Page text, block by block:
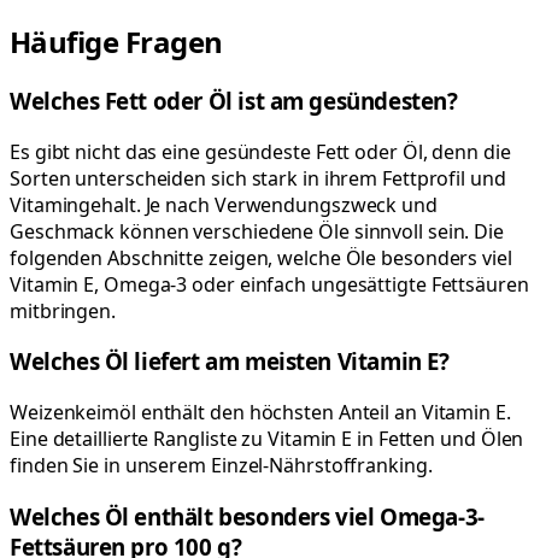
Häufige Fragen
Welches Fett oder Öl ist am gesündesten?
Es gibt nicht das eine gesündeste Fett oder Öl, denn die
Sorten unterscheiden sich stark in ihrem Fettprofil und
Vitamingehalt. Je nach Verwendungszweck und
Geschmack können verschiedene Öle sinnvoll sein. Die
folgenden Abschnitte zeigen, welche Öle besonders viel
Vitamin E, Omega-3 oder einfach ungesättigte Fettsäuren
mitbringen.
Welches Öl liefert am meisten Vitamin E?
Weizenkeimöl enthält den höchsten Anteil an Vitamin E.
Eine detaillierte Rangliste zu Vitamin E in Fetten und Ölen
finden Sie in unserem Einzel-Nährstoffranking.
Welches Öl enthält besonders viel Omega-3-
Fettsäuren pro 100 g?